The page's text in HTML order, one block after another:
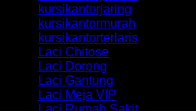
kursikantorjaring
kursikantormurah
kursikantorterlaris
Laci Chitose
Laci Dorong
Laci Gantung
Laci Meja VIP